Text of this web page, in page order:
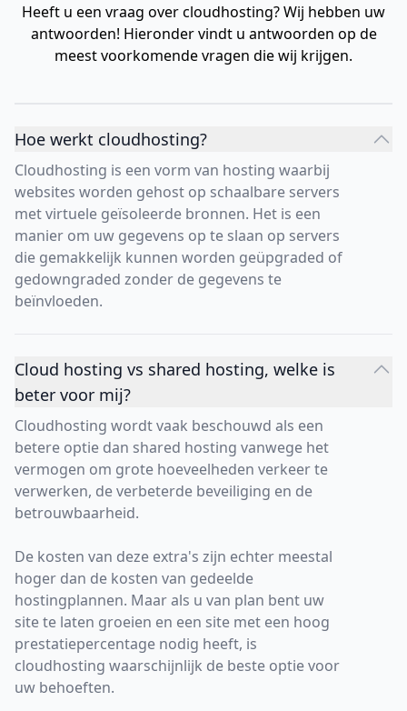
Heeft u een vraag over cloudhosting? Wij hebben uw
antwoorden! Hieronder vindt u antwoorden op de
meest voorkomende vragen die wij krijgen.
Hoe werkt cloudhosting?
Cloudhosting is een vorm van hosting waarbij
websites worden gehost op schaalbare servers
met virtuele geïsoleerde bronnen. Het is een
manier om uw gegevens op te slaan op servers
die gemakkelijk kunnen worden geüpgraded of
gedowngraded zonder de gegevens te
beïnvloeden.
Cloud hosting vs shared hosting, welke is
beter voor mij?
Cloudhosting wordt vaak beschouwd als een
betere optie dan shared hosting vanwege het
vermogen om grote hoeveelheden verkeer te
verwerken, de verbeterde beveiliging en de
betrouwbaarheid.
De kosten van deze extra's zijn echter meestal
hoger dan de kosten van gedeelde
hostingplannen. Maar als u van plan bent uw
site te laten groeien en een site met een hoog
prestatiepercentage nodig heeft, is
cloudhosting waarschijnlijk de beste optie voor
uw behoeften.